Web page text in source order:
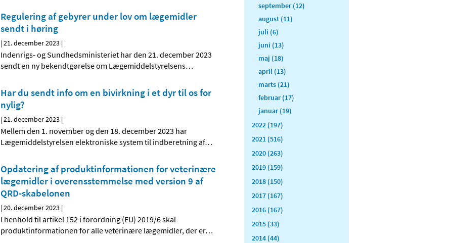
Regulering af gebyrer under lov om lægemidler
sendt i høring
|21. december 2023 |
Indenrigs- og Sundhedsministeriet har den 21. december 2023
sendt en ny bekendtgørelse om Lægemiddelstyrelsens…
Har du sendt info om en bivirkning i et dyr til os for
nylig?
|21. december 2023 |
Mellem den 1. november og den 18. december 2023 har
Lægemiddelstyrelsen elektroniske system til indberetning af…
Opdatering af produktinformationen for veterinære
lægemidler i overensstemmelse med version 9 af
QRD-skabelonen
|20. december 2023 |
I henhold til artikel 152 i forordning (EU) 2019/6 skal
produktinformationen for alle veterinære lægemidler, der er…
september (12)
august (11)
juli (6)
juni (13)
maj (18)
april (13)
marts (21)
februar (17)
januar (19)
2022 (197)
2021 (516)
2020 (263)
2019 (159)
2018 (150)
2017 (167)
2016 (167)
2015 (33)
2014 (44)